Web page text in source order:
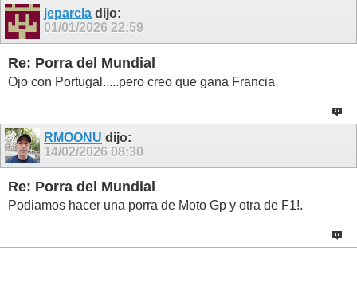
jeparcla dijo:
01/01/2026 22:59
Re: Porra del Mundial
Ojo con Portugal.....pero creo que gana Francia
RMOONU dijo:
14/02/2026 08:30
Re: Porra del Mundial
Podiamos hacer una porra de Moto Gp y otra de F1!.